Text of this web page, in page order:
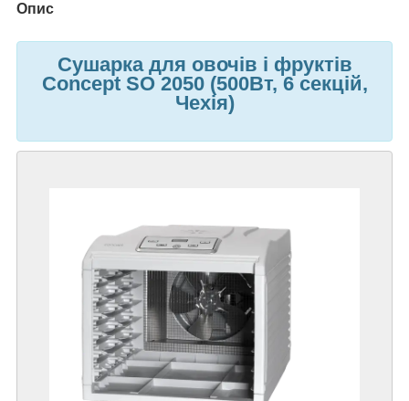
Опис
Сушарка для овочів і фруктів
Concept SO 2050 (500Вт, 6 секцій,
Чехія)